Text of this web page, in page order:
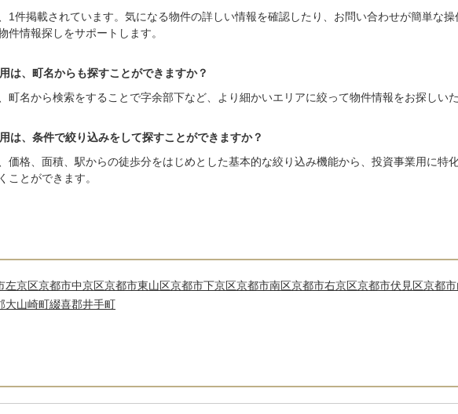
1件掲載されています。気になる物件の詳しい情報を確認したり、お問い合わせが簡単な
件情報探しをサポートします。
は、町名からも探すことができますか？
町名から検索をすることで字余部下など、より細かいエリアに絞って物件情報をお探しい
は、条件で絞り込みをして探すことができますか？
価格、面積、駅からの徒歩分をはじめとした基本的な絞り込み機能から、投資事業用に特
ことができます。
左京区京都市中京区京都市東山区京都市下京区京都市南区京都市右京区京都市伏見区京都
大山崎町綴喜郡井手町